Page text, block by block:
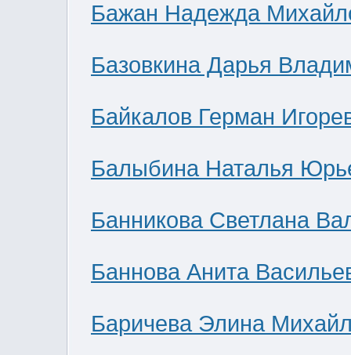
Бажан Надежда
Базовкина Дарья
Байкалов Герман
Балыбина Наталья
Банникова Светлана
Баннова Анита
Баричева Элина